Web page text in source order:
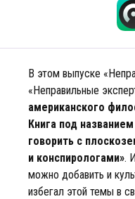
В этом выпуске
«Неправильные
американского
Книга под
говорить с
и конспирологами».
можно добавить и
избегал этой темы в